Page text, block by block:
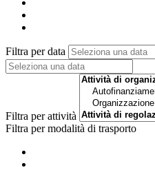
Filtra per data
Filtra per attività
Filtra per modalità di trasporto